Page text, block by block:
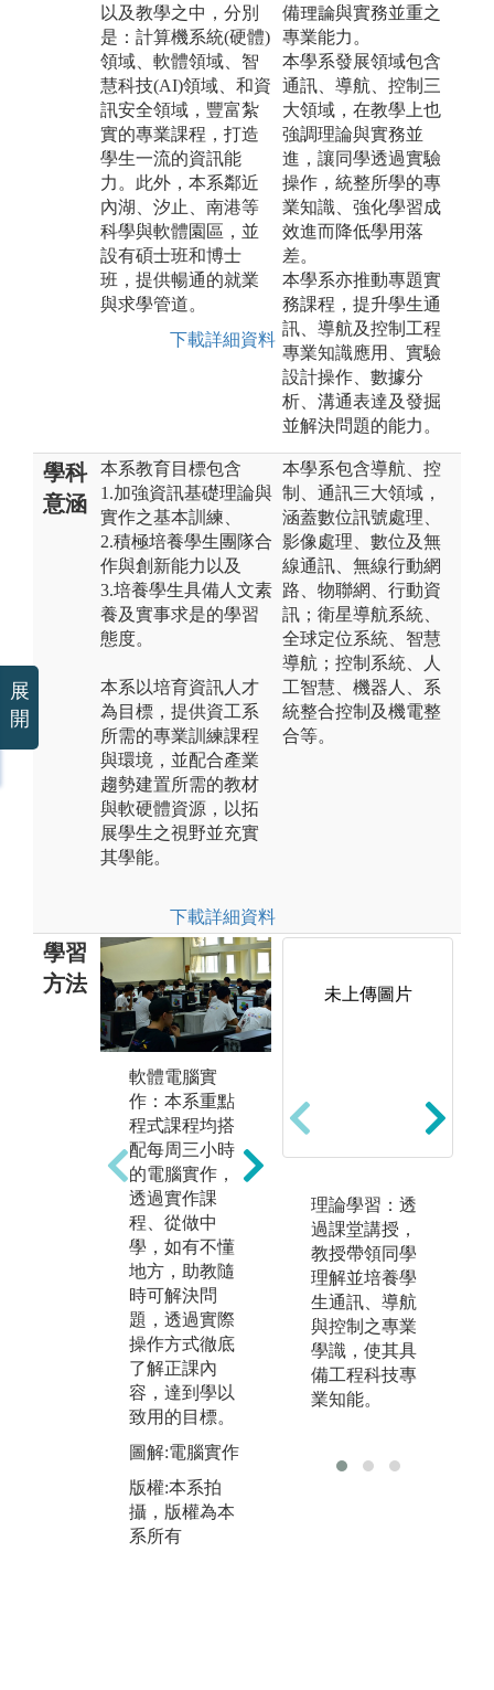
以及教學之中，分別
是：計算機系統(硬體)
領域、軟體領域、智
慧科技(AI)領域、和資
訊安全領域，豐富紮
實的專業課程，打造
學生一流的資訊能
力。此外，本系鄰近
內湖、汐止、南港等
科學與軟體園區，並
設有碩士班和博士
班，提供暢通的就業
與求學管道。
下載詳細資料
備理論與實務並重之
專業能力。
本學系發展領域包含
通訊、導航、控制三
大領域，在教學上也
強調理論與實務並
進，讓同學透過實驗
操作，統整所學的專
業知識、強化學習成
效進而降低學用落
差。
本學系亦推動專題實
務課程，提升學生通
訊、導航及控制工程
專業知識應用、實驗
設計操作、數據分
析、溝通表達及發掘
並解決問題的能力。
學科
意涵
本系教育目標包含
1.加強資訊基礎理論與
實作之基本訓練、
2.積極培養學生團隊合
作與創新能力以及
3.培養學生具備人文素
養及實事求是的學習
態度。
本系以培育資訊人才
為目標，提供資工系
所需的專業訓練課程
與環境，並配合產業
趨勢建置所需的教材
與軟硬體資源，以拓
展學生之視野並充實
其學能。
下載詳細資料
本學系包含導航、控
制、通訊三大領域，
涵蓋數位訊號處理、
影像處理、數位及無
線通訊、無線行動網
路、物聯網、行動資
訊；衛星導航系統、
全球定位系統、智慧
導航；控制系統、人
工智慧、機器人、系
統整合控制及機電整
合等。
學習
方法
軟體電腦實
作：本系重點
程式課程均搭
配每周三小時
的電腦實作，
透過實作課
程、從做中
學，如有不懂
地方，助教隨
時可解決問
題，透過實際
操作方式徹底
了解正課內
容，達到學以
致用的目標。
圖解:電腦實作
版權:本系拍
攝，版權為本
系所有
系透過課堂教
授講解資訊基
礎及應用知
題演練、團隊
報告、期中期
末考測驗等，
讓學生可以有
效了解學習重
點。
圖解:上課講
授，投影片教
攝，版權為本
未上傳圖片
理論學習：透
過課堂講授，
教授帶領同學
理解並培養學
生通訊、導航
與控制之專業
學識，使其具
備工程科技專
業知能。
展
開